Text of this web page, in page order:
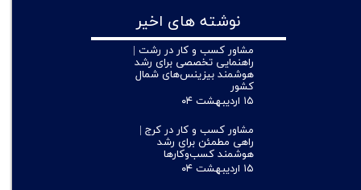
نوشته های اخیر
مشاور کسب و کار در رشت |
راهنمایی تخصصی برای رشد
هوشمند بیزینس‌های شمال
کشور
۱۵ اردیبهشت ۰۴
مشاور کسب و کار در کرج |
راهی مطمئن برای رشد
هوشمند کسب‌وکارها
۱۵ اردیبهشت ۰۴